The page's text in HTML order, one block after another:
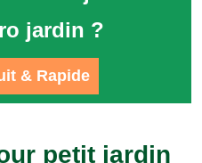
jardin ?
& Rapide
petit jardin